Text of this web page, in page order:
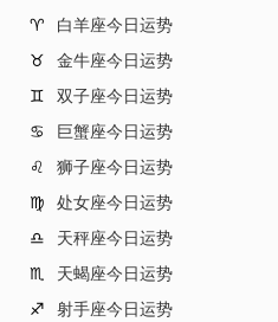
♈ 白羊座今日运势
♉
金牛座今日运势
♊
双子座今日运势
♋
巨蟹座今日运势
♌
狮子座今日运势
♍
处女座今日运势
♎
天秤座今日运势
♏
天蝎座今日运势
♐
射手座今日运势